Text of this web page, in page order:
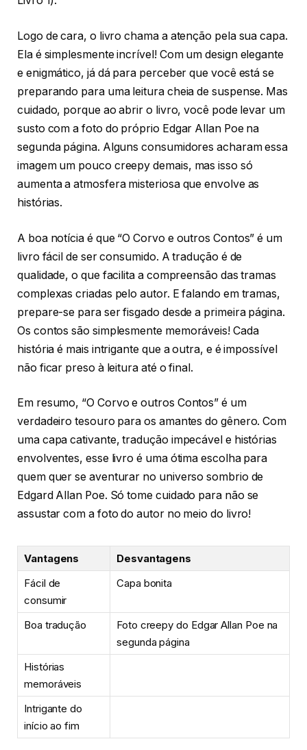
Logo de cara, o livro chama a atenção pela sua capa.
Ela é simplesmente incrível! Com um design elegante
e enigmático, já dá para perceber que você está se
preparando para uma leitura cheia de suspense. Mas
cuidado, porque ao abrir o livro, você pode levar um
susto com a foto do próprio Edgar Allan Poe na
segunda página. Alguns consumidores acharam essa
imagem um pouco creepy demais, mas isso só
aumenta a atmosfera misteriosa que envolve as
histórias.
A boa notícia é que “O Corvo e outros Contos” é um
livro fácil de ser consumido. A tradução é de
qualidade, o que facilita a compreensão das tramas
complexas criadas pelo autor. E falando em tramas,
prepare-se para ser fisgado desde a primeira página.
Os contos são simplesmente memoráveis! Cada
história é mais intrigante que a outra, e é impossível
não ficar preso à leitura até o final.
Em resumo, “O Corvo e outros Contos” é um
verdadeiro tesouro para os amantes do gênero. Com
uma capa cativante, tradução impecável e histórias
envolventes, esse livro é uma ótima escolha para
quem quer se aventurar no universo sombrio de
Edgard Allan Poe. Só tome cuidado para não se
assustar com a foto do autor no meio do livro!
Vantagens
Desvantagens
Fácil de
consumir
Capa bonita
Boa tradução
Foto creepy do Edgar Allan Poe na
segunda página
Histórias
memoráveis
Intrigante do
início ao fim